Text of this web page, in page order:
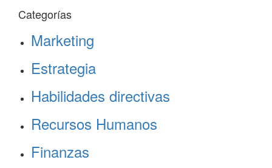
Categorías
Marketing
Estrategia
Habilidades directivas
Recursos Humanos
Finanzas